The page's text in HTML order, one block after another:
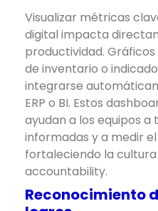
Visualizar métricas
digital impacta
productividad.
de inventario o
integrarse
ERP o BI. Estos
ayudan a los equipos a
informadas y a medir
fortaleciendo la
accountability.
Reconocimiento